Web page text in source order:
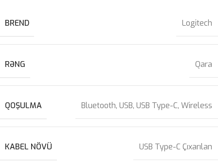
BREND Logitech
RƏNG Qara
QOŞULMA Bluetooth, USB, USB Type-C, Wireless
KABEL NÖVÜ USB Type-C Çıxarılan